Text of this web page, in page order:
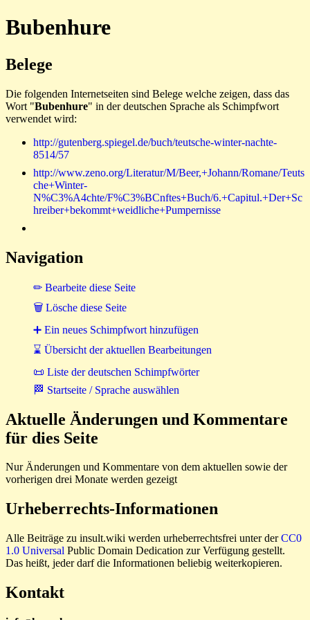
Bubenhure
Belege
Die folgenden Internetseiten sind Belege welche zeigen, dass das
Wort "Bubenhure" in der deutschen Sprache als Schimpfwort
verwendet wird:
http://gutenberg.spiegel.de/buch/teutsche-winter-nachte-
8514/57
http://www.zeno.org/Literatur/M/Beer,+Johann/Romane/Teuts
che+Winter-
N%C3%A4chte/F%C3%BCnftes+Buch/6.+Capitul.+Der+Sc
hreiber+bekommt+weidliche+Pumpernisse
Navigation
✏ Bearbeite diese Seite
🗑 Lösche diese Seite
➕ Ein neues Schimpfwort hinzufügen
⌛ Übersicht der aktuellen Bearbeitungen
📜 Liste der deutschen Schimpfwörter
🏁 Startseite / Sprache auswählen
Aktuelle Änderungen und Kommentare
für dies Seite
Nur Änderungen und Kommentare von dem aktuellen sowie der
vorherigen drei Monate werden gezeigt
Urheberrechts-Informationen
Alle Beiträge zu insult.wiki werden urheberrechtsfrei unter derCC0
1.0 Universal Public Domain Dedication zur Verfügung gestellt.
Das heißt, jeder darf die Informationen beliebig weiterkopieren.
Kontakt